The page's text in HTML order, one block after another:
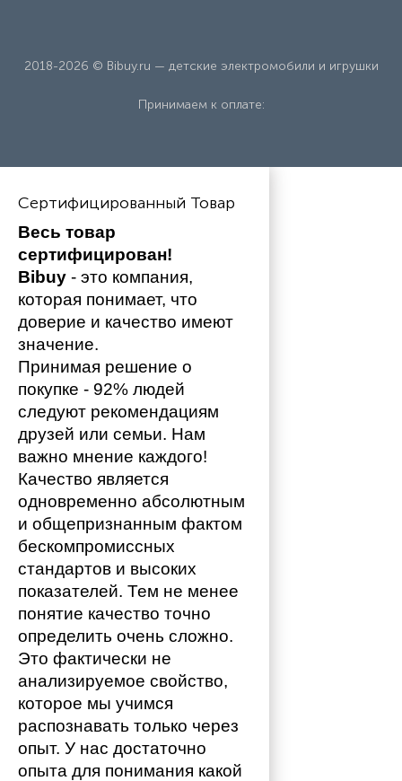
2018-2026 © Bibuy.ru — детские электромобили и игрушки
Принимаем к оплате:
Сертифицированный Товар
Весь товар
сертифицирован!
Bibuy - это компания,
которая понимает, что
доверие и качество имеют
значение.
Принимая решение о
покупке - 92% людей
следуют рекомендациям
друзей или семьи. Нам
важно мнение каждого!
Качество является
одновременно абсолютным
и общепризнанным фактом
бескомпромиссных
стандартов и высоких
показателей. Тем не менее
понятие качество точно
определить очень сложно.
Это фактически не
анализируемое свойство,
которое мы учимся
распознавать только через
опыт. У нас достаточно
опыта для понимания какой